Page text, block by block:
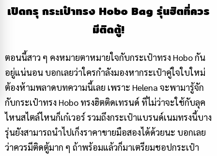
เปิดกรุ กระเป๋าทรง Hobo Bag รุ่นฮิตที่ควร
มีติดตู้!
ตอนนี้สาว ๆ คงหมายตาหมายใจกับกระเป๋าทรง Hobo กัน
อยู่แน่นอน บอกเลยว่าใครกำลังมองหากระเป๋าคู่ใจใบใหม่
ต้องห้ามพลาดบทความนี้เลย เพราะ Helena จะพามารู้จัก
กับกระเป๋าทรง Hobo ทรงฮิตติดเทรนด์ ที่ไม่ว่าจะใช้กับลุค
ไหนสไตล์ไหนก็เก๋เวอร์ รวมถึงกระเป๋าแบรนด์เนมทรงนี้บาง
รุ่นยังสามารถนำไปเก็งราคาขายมือสองได้ด้วยนะ บอกเลย
ว่าควรมีติดตู้มาก ๆ ถ้าพร้อมแล้วก็มาเตรียมชอปกระเป๋า